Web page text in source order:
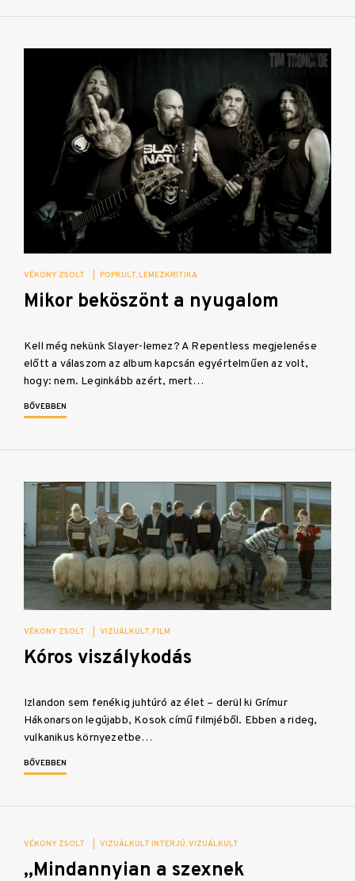
VÉKONY ZSOLT POPKULT LEMEZKRITIKA
Mikor beköszönt a nyugalom
Kell még nekünk Slayer-lemez? A Repentless megjelenése
előtt a válaszom az album kapcsán egyértelműen az volt,
hogy: nem. Leginkább azért, mert…
BŐVEBBEN
VÉKONY ZSOLT VIZUÁLKULT FILM
Kóros viszálykodás
Izlandon sem fenékig juhtúró az élet – derül ki Grímur
Hákonarson legújabb, Kosok című filmjéből. Ebben a rideg,
vulkanikus környezetbe…
BŐVEBBEN
VÉKONY ZSOLT VIZUÁLKULT INTERJÚ VIZUÁLKULT
„Mindannyian a szexnek